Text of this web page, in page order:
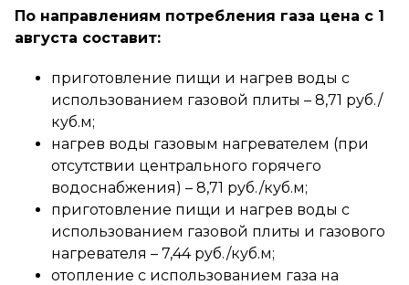
По направлениям потребления газа цена с 1
августа составит:
приготовление пищи и нагрев воды с
использованием газовой плиты – 8,71 руб./
куб.м;
нагрев воды газовым нагревателем (при
отсутствии центрального горячего
водоснабжения) – 8,71 руб./куб.м;
приготовление пищи и нагрев воды с
использованием газовой плиты и газового
нагревателя – 7,44 руб./куб.м;
отопление с использованием газа на